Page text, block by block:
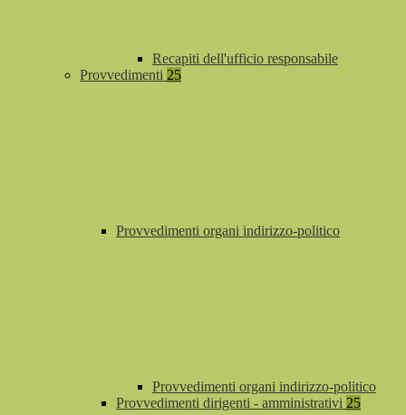
Recapiti dell'ufficio responsabile
Provvedimenti 25
Provvedimenti organi indirizzo-politico
Provvedimenti organi indirizzo-politico
Provvedimenti dirigenti - amministrativi 25